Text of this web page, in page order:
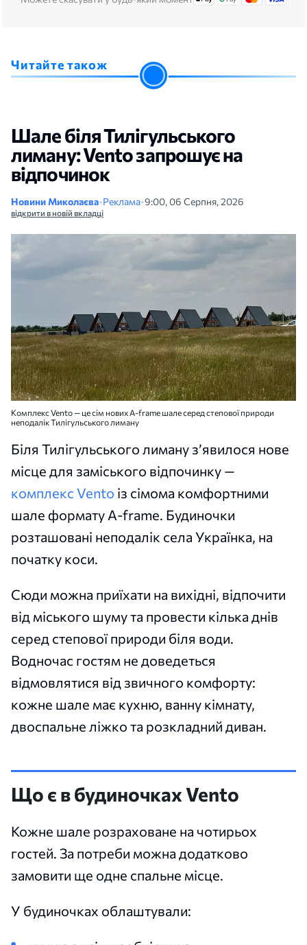
Читайте також
Шале біля Тилігульського
лиману: Vento запрошує на
відпочинок
Новини Миколаєва•Реклама•9:00, 06 Серпня, 2026
відкрити в новій вкладці
Комплекс Vento — це сім нових A-frame шале серед степової природи
неподалік Тилігульського лиману
Біля Тилігульського лиману з’явилося нове
місце для заміського відпочинку —
комплекс Vento із сімома комфортними
шале формату A-frame. Будиночки
розташовані неподалік села Українка, на
початку коси.
Сюди можна приїхати на вихідні, відпочити
від міського шуму та провести кілька днів
серед степової природи біля води.
Водночас гостям не доведеться
відмовлятися від звичного комфорту:
кожне шале має кухню, ванну кімнату,
двоспальне ліжко та розкладний диван.
Що є в будиночках Vento
Кожне шале розраховане на чотирьох
гостей. За потреби можна додатково
замовити ще одне спальне місце.
У будиночках облаштували: